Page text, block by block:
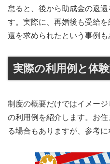
怠ると、後から助成金の返
す。実際に、再婚後も受給
還を求められたという事例も
実際の利用例と体
制度の概要だけではイメー
の利用例を紹介します。お
る場合もありますが、参考に